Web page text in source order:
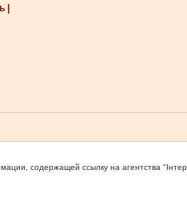
|
содержащей ссылку на агентства